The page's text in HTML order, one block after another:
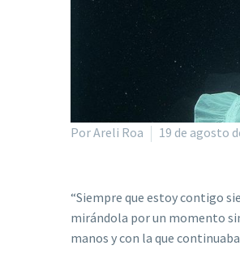
Por Areli Roa 19 de agosto
“Siempre que estoy contigo
mirándola por un momento
manos y con la que